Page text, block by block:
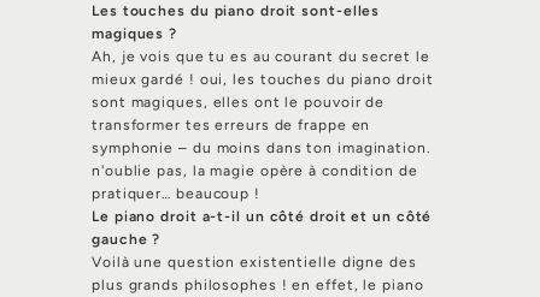
Les touches du piano droit sont-elles
magiques ?
Ah, je vois que tu es au courant du secret le
mieux gardé ! oui, les touches du piano droit
sont magiques, elles ont le pouvoir de
transformer tes erreurs de frappe en
symphonie – du moins dans ton imagination.
n'oublie pas, la magie opère à condition de
pratiquer… beaucoup !
Le piano droit a-t-il un côté droit et un côté
gauche ?
Voilà une question existentielle digne des
plus grands philosophes ! en effet, le piano